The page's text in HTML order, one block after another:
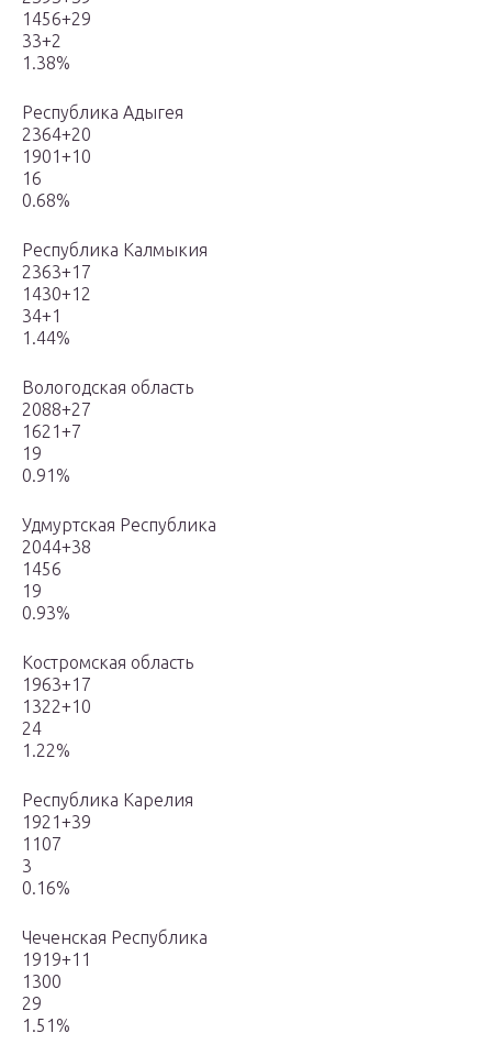
1456+29
33+2
1.38%
Республика Адыгея
2364+20
1901+10
16
0.68%
Республика Калмыкия
2363+17
1430+12
34+1
1.44%
Вологодская область
2088+27
1621+7
19
0.91%
Удмуртская Республика
2044+38
1456
19
0.93%
Костромская область
1963+17
1322+10
24
1.22%
Республика Карелия
1921+39
1107
3
0.16%
Чеченская Республика
1919+11
1300
29
1.51%